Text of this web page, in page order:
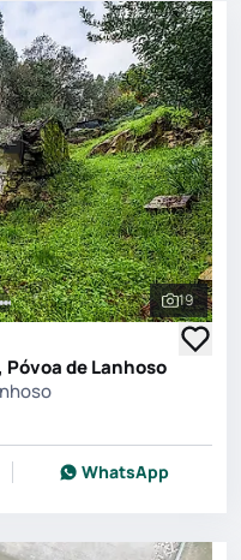
See all
19
Póvoa de Lanhoso
WhatsApp